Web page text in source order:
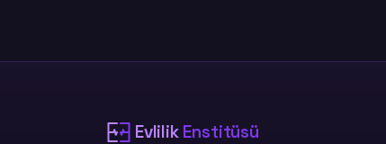
Evlilik Enstitüsü